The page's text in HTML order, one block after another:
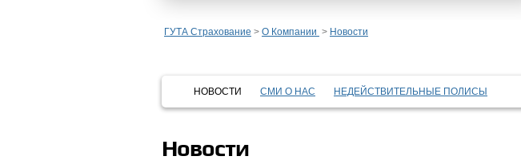
ГУТА Страхование > О Компании > Новости
НОВОСТИ СМИ О НАС НЕДЕЙСТВИТЕЛЬНЫЕ ПОЛИСЫ
Новости